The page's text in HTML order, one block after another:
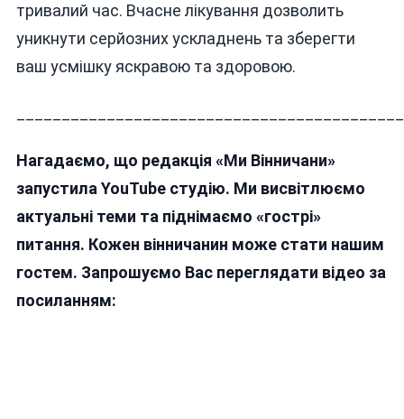
тривалий час. Вчасне лікування дозволить
уникнути серйозних ускладнень та зберегти
ваш усмішку яскравою та здоровою.
Нагадаємо, що редакція «Ми Вінничани»
запустила YouTube студію. Ми висвітлюємо
актуальні теми та піднімаємо «гострі»
питання. Кожен вінничанин може стати нашим
гостем. Запрошуємо Вас переглядати відео за
посиланням: